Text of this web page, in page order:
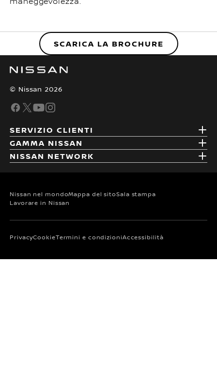
SCARICA LA BROCHURE
© Nissan 2026
SERVIZIO CLIENTI
GAMMA NISSAN
NISSAN NETWORK
Nissan nel mondoMappa del sitoSala stampa
Lavorare in Nissan
PrivacyCookieTermini e condizioniAccessibilità